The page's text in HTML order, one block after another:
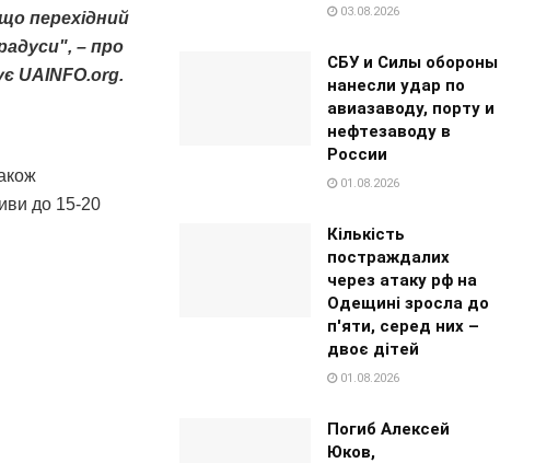
перехідний
– про
UAINFO.org.
до 15-20
03.08.2026
СБУ и Силы обороны
нанесли удар по
авиазаводу, порту и
нефтезаводу в
России
01.08.2026
Кількість
постраждалих
через атаку рф на
Одещині зросла до
п'яти, серед них –
двоє дітей
01.08.2026
Погиб Алексей
Юков,